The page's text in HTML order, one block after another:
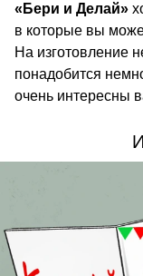
«Бери и Делай»
в которые вы
На изготовление
понадобится
очень интересны